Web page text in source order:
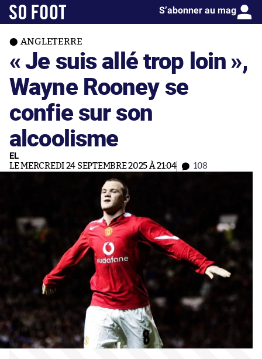
S’abonner au mag
ANGLETERRE
« Je suis allé trop loin »,
Wayne Rooney se
confie sur son
alcoolisme
EL
LE MERCREDI 24 SEPTEMBRE 2025 À 21:04 108